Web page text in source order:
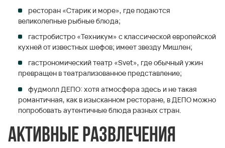
ресторан «Старик и море», где подаются
великолепные рыбные блюда;
гастробистро «Техникум» с классической европейской
кухней от известных шефов; имеет звезду Мишлен;
гастрономический театр «Svet», где обычный ужин
превращен в театрализованное представление;
фудмолл ДЕПО: хотя атмосфера здесь и не такая
романтичная, как в изысканном ресторане, в ДЕПО можно
попробовать аутентичные блюда разных стран.
Активные развлечения